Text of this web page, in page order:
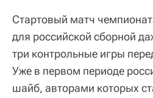
Стартовый матч
для российской сборной
три контрольные игры
Уже в первом периоде
шайб, авторами которых